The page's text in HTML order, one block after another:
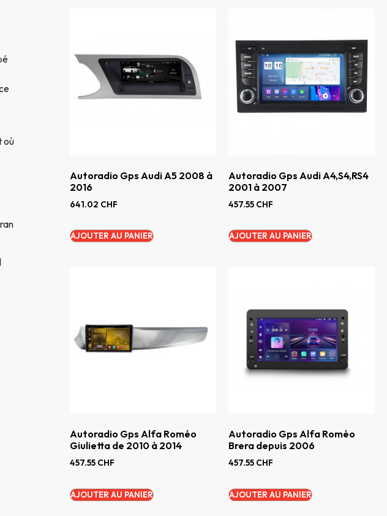
où
Autoradio Gps Audi A5 2008 à
2016
641.02 CHF
AJOUTER AU PANIER
Autoradio Gps Audi A4,S4,RS4
2001 à 2007
457.55 CHF
AJOUTER AU PANIER
Autoradio Gps Alfa Roméo
Giulietta de 2010 à 2014
457.55 CHF
AJOUTER AU PANIER
Autoradio Gps Alfa Roméo
Brera depuis 2006
457.55 CHF
AJOUTER AU PANIER